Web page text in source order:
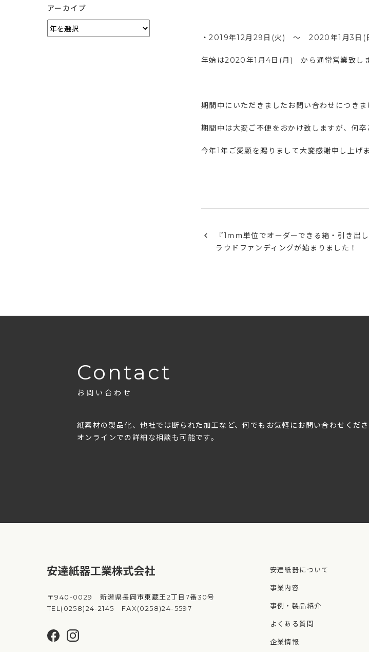
・2019年12月29日(火) ～ 2020年1月3日(
年始は2020年1月4日(月) から通常営業致しま
期間中にいただきましたお問い合わせにつき
期間中は大変ご不便をおかけ致しますが、何
今年1年ご愛顧を賜りまして大変感謝申し上げ
『1ｍｍ単位でオーダーできる箱・引き出
ラウドファンディングが始まりました！
アーカイブ
Contact
お問い合わせ
紙素材の製品化、他社では断られた加工など、何でもお気軽にお問い合わせくださ
オンラインでの詳細な相談も可能です。
〒940-0029 新潟県長岡市東蔵王2丁目7番30号
TEL(0258)24-2145 FAX(0258)24-5597
安達紙器について
事業内容
事例・製品紹介
よくある質問
企業情報